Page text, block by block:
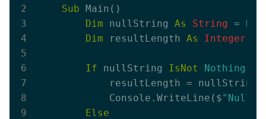
Sub Main()
Dim nullString As String =
Dim resultLength As Integer
If nullString IsNot Nothing
resultLength =
            Console.WriteLine($
"Nullで
Else